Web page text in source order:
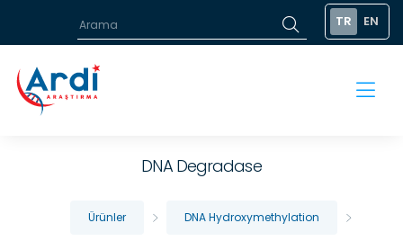
TR EN
DNA Degradase
Ürünler DNA Hydroxymethylation